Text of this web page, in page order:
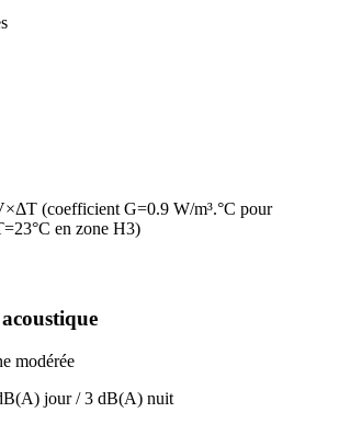
(coefficient G=0.9 W/m³.°C pour
en zone H3)
modérée
jour /3 dB(A) nuit